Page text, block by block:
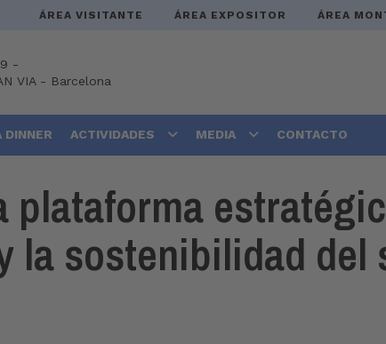
ÁREA VISITANTE ÁREA EXPOSITOR ÁREA
-
VIA- Barcelona
DINNER ACTIVIDADES MEDIA CONTACTO
plataforma
la sostenibilidad del